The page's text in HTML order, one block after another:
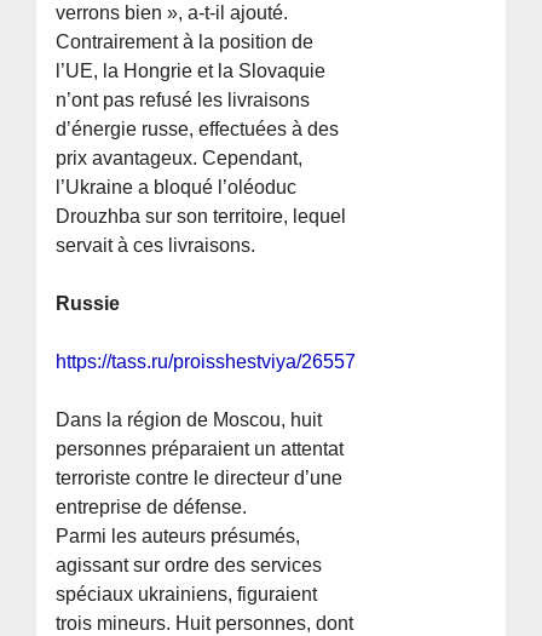
verrons bien », a-t-il ajouté.
Contrairement à la position de
l’UE, la Hongrie et la Slovaquie
n’ont pas refusé les livraisons
d’énergie russe, effectuées à des
prix avantageux. Cependant,
l’Ukraine a bloqué l’oléoduc
Drouzhba sur son territoire, lequel
servait à ces livraisons.
Russie
https://tass.ru/proisshestviya/26557337
Dans la région de Moscou, huit
personnes préparaient un attentat
terroriste contre le directeur d’une
entreprise de défense.
Parmi les auteurs présumés,
agissant sur ordre des services
spéciaux ukrainiens, figuraient
trois mineurs. Huit personnes, dont